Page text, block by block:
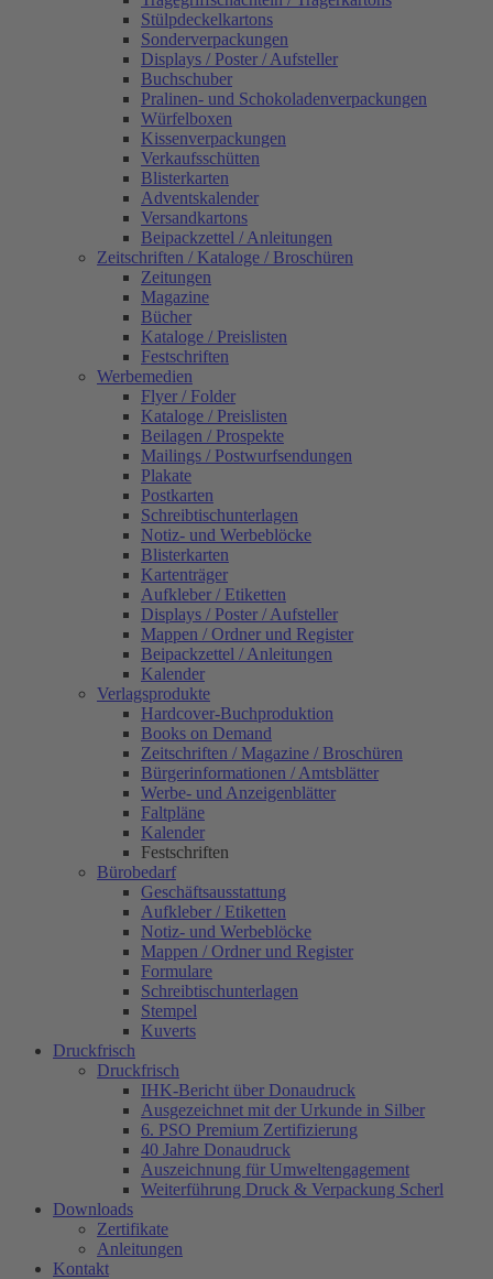
Stülpdeckelkartons
Sonderverpackungen
Displays / Poster / Aufsteller
Buchschuber
Pralinen- und Schokoladenverpackungen
Würfelboxen
Kissenverpackungen
Verkaufsschütten
Blisterkarten
Adventskalender
Versandkartons
Beipackzettel / Anleitungen
Zeitschriften / Kataloge / Broschüren
Zeitungen
Magazine
Bücher
Kataloge / Preislisten
Festschriften
Werbemedien
Flyer / Folder
Kataloge / Preislisten
Beilagen / Prospekte
Mailings / Postwurfsendungen
Plakate
Postkarten
Schreibtischunterlagen
Notiz- und Werbeblöcke
Blisterkarten
Kartenträger
Aufkleber / Etiketten
Displays / Poster / Aufsteller
Mappen / Ordner und Register
Beipackzettel / Anleitungen
Kalender
Verlagsprodukte
Hardcover-Buchproduktion
Books on Demand
Zeitschriften / Magazine / Broschüren
Bürgerinformationen / Amtsblätter
Werbe- und Anzeigenblätter
Faltpläne
Kalender
Festschriften
Bürobedarf
Geschäftsausstattung
Aufkleber / Etiketten
Notiz- und Werbeblöcke
Mappen / Ordner und Register
Formulare
Schreibtischunterlagen
Stempel
Kuverts
Druckfrisch
Druckfrisch
IHK-Bericht über Donaudruck
Ausgezeichnet mit der Urkunde in Silber
6. PSO Premium Zertifizierung
40 Jahre Donaudruck
Auszeichnung für Umweltengagement
Weiterführung Druck & Verpackung Scherl
Downloads
Zertifikate
Anleitungen
Kontakt